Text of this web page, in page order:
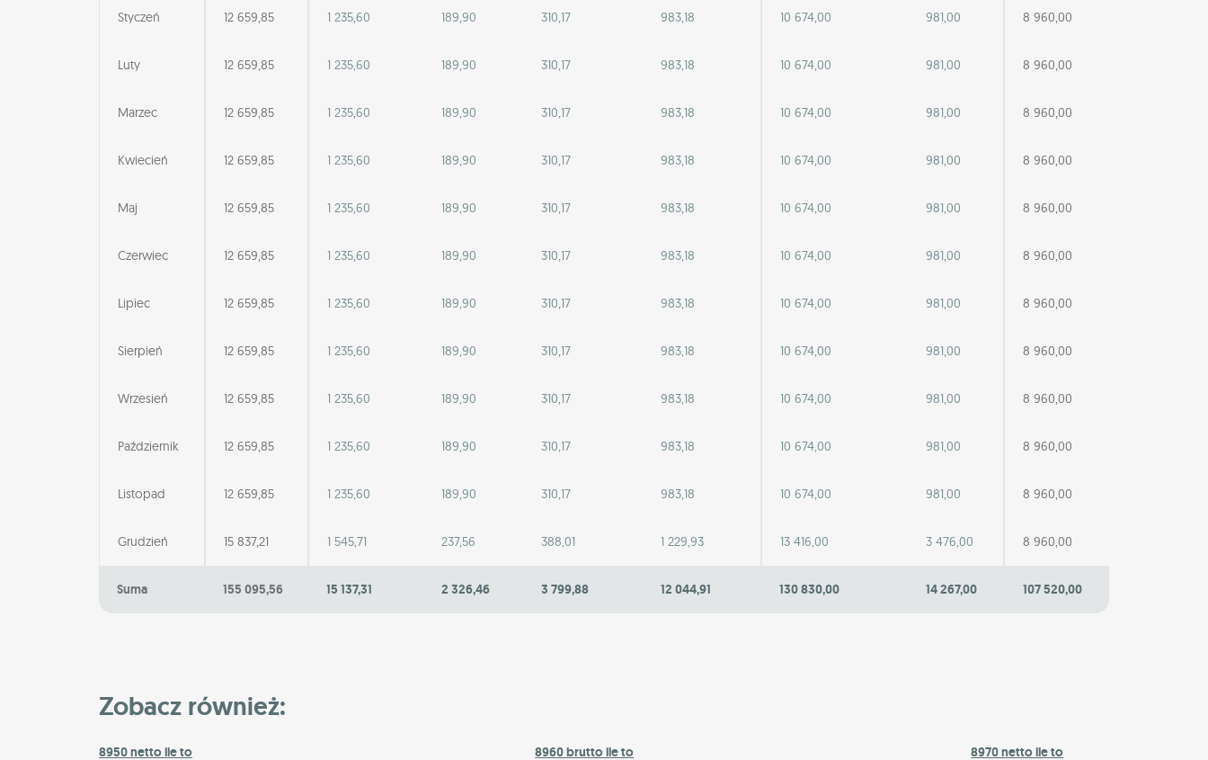
Styczeń 12 659,85 1 235,60 189,90 310,17 983,18 10 674,00 981,00 8 960,00
Luty 12 659,85 1 235,60 189,90 310,17 983,18 10 674,00 981,00 8 960,00
Marzec 12 659,85 1 235,60 189,90 310,17 983,18 10 674,00 981,00 8 960,00
Kwiecień 12 659,85 1 235,60 189,90 310,17 983,18 10 674,00 981,00 8 960,00
Maj 12 659,85 1 235,60 189,90 310,17 983,18 10 674,00 981,00 8 960,00
Czerwiec 12 659,85 1 235,60 189,90 310,17 983,18 10 674,00 981,00 8 960,00
Lipiec 12 659,85 1 235,60 189,90 310,17 983,18 10 674,00 981,00 8 960,00
Sierpień 12 659,85 1 235,60 189,90 310,17 983,18 10 674,00 981,00 8 960,00
Wrzesień 12 659,85 1 235,60 189,90 310,17 983,18 10 674,00 981,00 8 960,00
Październik 12 659,85 1 235,60 189,90 310,17 983,18 10 674,00 981,00 8 960,00
Listopad 12 659,85 1 235,60 189,90 310,17 983,18 10 674,00 981,00 8 960,00
Grudzień 15 837,21 1 545,71 237,56 388,01 1 229,93 13 416,00 3 476,00 8 960,00
Suma 155 095,56 15 137,31 2 326,46 3 799,88 12 044,91 130 830,00 14 267,00 107 520,00
Zobacz również:
8950 netto ile to 8960 brutto ile to 8970 netto ile to